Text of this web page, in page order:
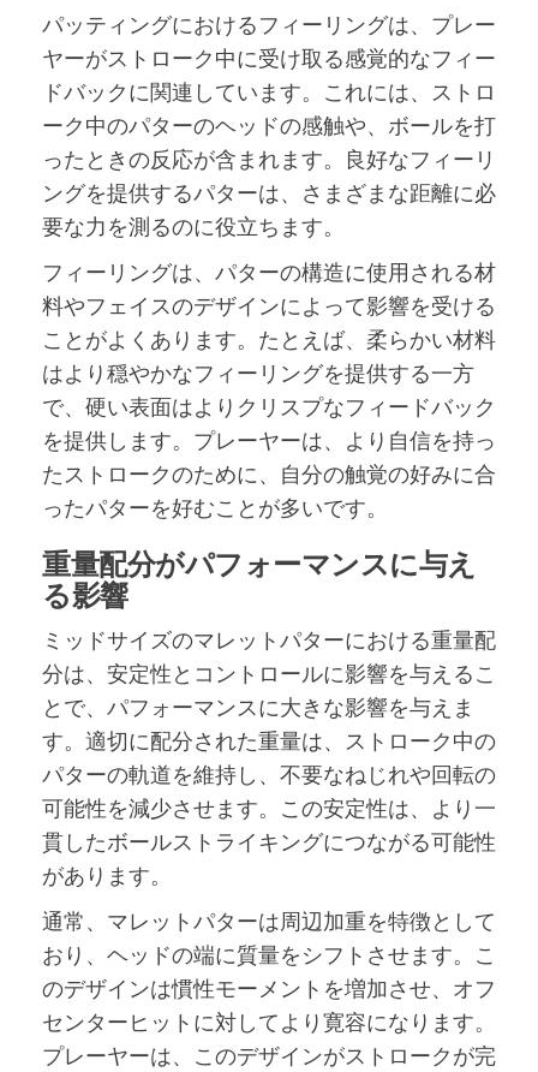
パッティングにおけるフィーリングは、プレー
ヤーがストローク中に受け取る感覚的なフィー
ドバックに関連しています。これには、ストロ
ーク中のパターのヘッドの感触や、ボールを打
ったときの反応が含まれます。良好なフィーリ
ングを提供するパターは、さまざまな距離に必
要な力を測るのに役立ちます。
フィーリングは、パターの構造に使用される材
料やフェイスのデザインによって影響を受ける
ことがよくあります。たとえば、柔らかい材料
はより穏やかなフィーリングを提供する一方
で、硬い表面はよりクリスプなフィードバック
を提供します。プレーヤーは、より自信を持っ
たストロークのために、自分の触覚の好みに合
ったパターを好むことが多いです。
重量配分がパフォーマンスに与え
る影響
ミッドサイズのマレットパターにおける重量配
分は、安定性とコントロールに影響を与えるこ
とで、パフォーマンスに大きな影響を与えま
す。適切に配分された重量は、ストローク中の
パターの軌道を維持し、不要なねじれや回転の
可能性を減少させます。この安定性は、より一
貫したボールストライキングにつながる可能性
があります。
通常、マレットパターは周辺加重を特徴として
おり、ヘッドの端に質量をシフトさせます。こ
のデザインは慣性モーメントを増加させ、オフ
センターヒットに対してより寛容になります。
プレーヤーは、このデザインがストロークが完